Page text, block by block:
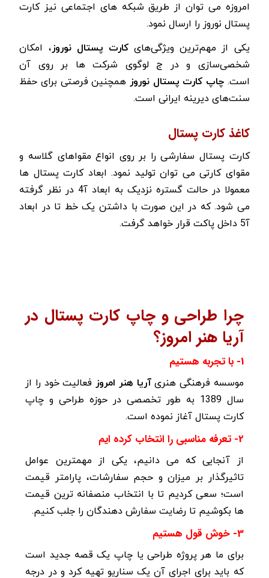
امروزه می توان از طریق شبکه های اجتماعی نیز کارت
پستال نوروز را ارسال نمود.
یکی از مهم‌ترین ویژگی‌هایکارت پستال نوروز، امکان
شخصی‌سازی و در ج لوگوی شرکت ها بر روی آن
است.چاپ کارت پستال نوروز همچنین فرصتی برای حفظ
سنت‌های دیرینه ایرانی است.
کاغذ کارت پستال
کارت پستال سفارشی را بر روی انواع مقواهای گلاسه و
مقوای کارتی می توان تولید نمود. ابعاد کارت پستال ها
معمولا در حالت گستره نزدیک به ابعاد آ4 در نظر گرفته
می شود. که در این صورت با داشتن یک خط تا در ابعاد
آ5 داخل پاکت قرار خواهد گرفت.
چرا طراحی و چاپ کارت پستال در
آریا هنر امروز؟
1- با تجربه هستیم
موسسه فرهنگی هنریآریا هنر امروز فعالیت خود را از
سال 1389 به طور تخصصی در حوزه طراحی و چاپ
کارت پستال آغاز نموده است.
2- تعرفه مناسبی را انتخاب کرده ایم
از آنجایی که می دانیم، یکی از مهمترین عوامل
تاثیرگذار بر میزان و حجم سفارشات، پارامتر قیمت
است؛ سعی کردیم تا با انتخاب منصفانه ترین قیمت
ها بکوشیم تا رضایت سفارش دهندگان را جلب کنیم.
3- خوش قول هستیم
برای ما هر پروژه طراحی یا چاپ یک قصه جدید است
که باید برای اجرای آن یک سناریو تهیه کرد و در درجه